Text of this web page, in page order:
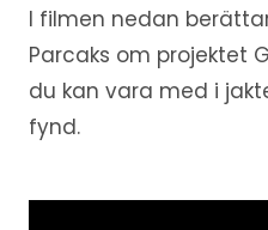
I filmen nedan
Parcaks om projektet
du kan vara med i
fynd.